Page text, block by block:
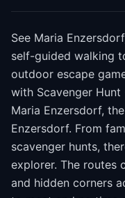
See Maria
self-guided walking
outdoor escape
with Scavenger Hunt
Maria Enzersdorf,
Enzersdorf. From
scavenger hunts,
explorer. The routes
and hidden corners